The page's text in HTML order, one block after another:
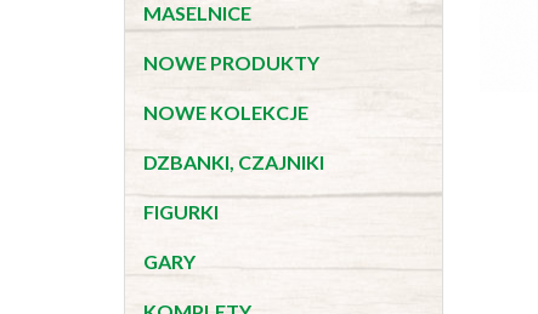
MASELNICE
NOWE PRODUKTY
NOWE KOLEKCJE
DZBANKI, CZAJNIKI
FIGURKI
GARY